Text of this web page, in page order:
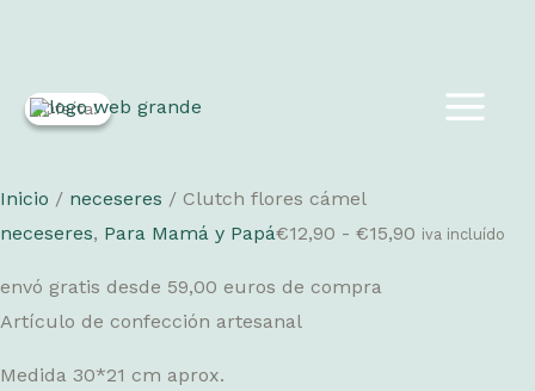
MAIN
Inicio / neceseres / Clutch flores cámel
neceseres, Para Mamá y Papá€12,90 - €15,90 Rango
iva incluído
envó gratis desde 59,00 euros de compra
Artículo de confección artesanal
Medida 30*21 cm aprox.
¡Oferta!
¡Oferta!